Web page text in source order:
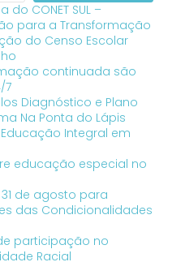
CONET SUL –
para a Transformação
do Censo Escolar
continuada são
7
Diagnóstico e Plano
Na Ponta do Lápis
Integral em
educação especial no
de agosto para
das Condicionalidades
participação no
Racial